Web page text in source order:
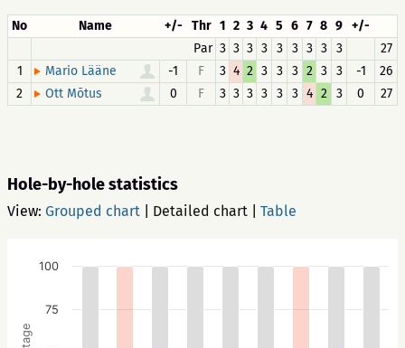
No Name +/- Thr 1 2 3 4 5 6 7 8 9 +/-
Par 3 3 3 3 3 3 3 3 3
27
1
Mario Lääne -1 F 3 4 2 3 3 3 2 3 3 -1
26
2
Ott Mõtus 0 F 3 3 3 3 3 3 4 2 3 0 27
Hole-by-hole statistics
View: Grouped chart Detailed chart Table
75
100